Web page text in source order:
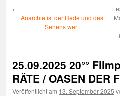
←
Anarchie ist der Rede und des
Sehens wert
25.09.2025 20°°
RÄTE / OASEN DER
Veröffentlicht am 13. September 2025